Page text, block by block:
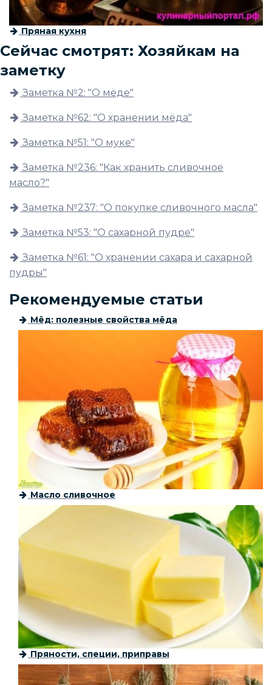
Пряная кухня
Сейчас смотрят: Хозяйкам на
заметку
Заметка №2: "О мёде"
Заметка №62: "О хранении мёда"
Заметка №51: "О муке"
Заметка №236: "Как хранить сливочное
масло?"
Заметка №237: "О покупке сливочного масла"
Заметка №53: "О сахарной пудре"
Заметка №61: "О хранении сахара и сахарной
пудры"
Рекомендуемые статьи
Мёд: полезные свойства мёда
Масло сливочное
Пряности, специи, приправы